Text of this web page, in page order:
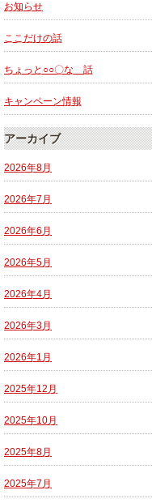
お知らせ
ここだけの話
ちょっと○○〇な 話
キャンペーン情報
アーカイブ
2026年8月
2026年7月
2026年6月
2026年5月
2026年4月
2026年3月
2026年1月
2025年12月
2025年10月
2025年8月
2025年7月